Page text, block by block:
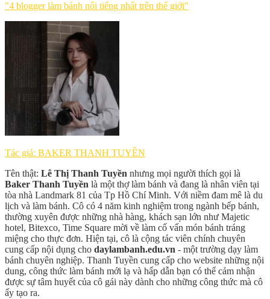
"4 blogger làm bánh nổi tiếng nhất trên thế giới"
Tác giả: BAKER THANH TUYỀN
Tên thật: Lê Thị Thanh Tuyền nhưng mọi người thích gọi là
Baker Thanh Tuyền là một thợ làm bánh và đang là nhân viên tại
tòa nhà Landmark 81 của Tp Hồ Chí Minh. Với niềm đam mê là du
lịch và làm bánh. Cô có 4 năm kinh nghiệm trong ngành bếp bánh,
thường xuyên được những nhà hàng, khách sạn lớn như Majetic
hotel, Bitexco, Time Square mời về làm cố vấn món bánh tráng
miệng cho thực đơn. Hiện tại, cô là cộng tác viên chính chuyên
cung cấp nội dụng cho daylambanh.edu.vn - một trường dạy làm
bánh chuyên nghiệp. Thanh Tuyền cung cấp cho website những nội
dung, công thức làm bánh mới lạ và hấp dẫn bạn có thể cảm nhận
được sự tâm huyết của cô gái này dành cho những công thức mà cô
ấy tạo ra.